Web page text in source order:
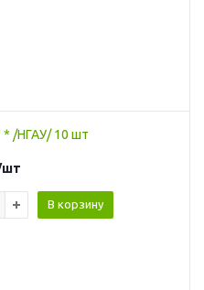
* /НГАУ/ 10 шт
В корзину